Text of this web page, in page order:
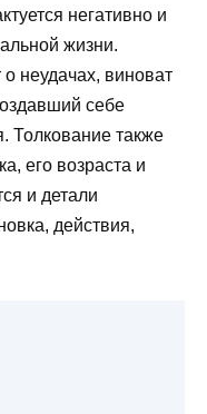
негативно и
жизни.
неудачах, виноват
себе
Толкование также
его возраста и
и детали
действия,